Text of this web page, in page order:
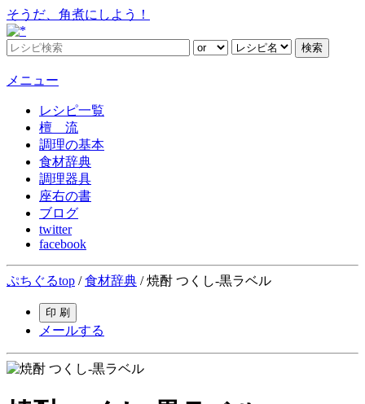
そうだ、角煮にしよう！
メニュー
レシピ一覧
檀 流
調理の基本
食材辞典
調理器具
座右の書
ブログ
twitter
facebook
ぷちぐるtop /食材辞典 / 焼酎 つくし-黒ラベル
印 刷
メールする